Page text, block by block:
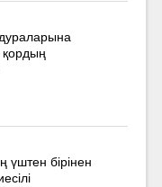
қордың
бірінен